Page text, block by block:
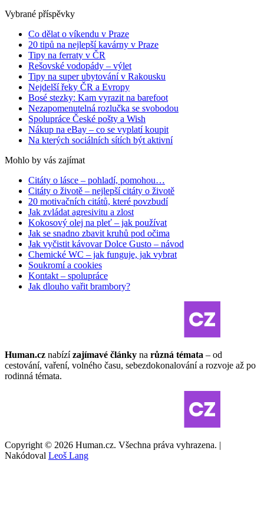
Vybrané příspěvky
Co dělat o víkendu v Praze
20 tipů na nejlepší kavárny v Praze
Tipy na ferraty v ČR
Rešovské vodopády – výlet
Tipy na super ubytování v Rakousku
Nejdelší řeky ČR a Evropy
Bosé stezky: Kam vyrazit na barefoot
Nezapomenutelná rozlučka se svobodou
Spolupráce České pošty a Wish
Nákup na eBay – co se vyplatí koupit
Na kterých sociálních sítích být aktivní
Mohlo by vás zajímat
Citáty o lásce – pohladí, pomohou…
Citáty o životě – nejlepší citáty o životě
20 motivačních citátů, které povzbudí
Jak zvládat agresivitu a zlost
Kokosový olej na pleť – jak používat
Jak se snadno zbavit kruhů pod očima
Jak vyčistit kávovar Dolce Gusto – návod
Chemické WC – jak funguje, jak vybrat
Soukromí a cookies
Kontakt – spolupráce
Jak dlouho vařit brambory?
Human.cz nabízízajímavé články na různá témata – od
cestování, vaření, volného času, sebezdokonalování a rozvoje až po
rodinná témata.
Copyright © 2026 Human.cz. Všechna práva vyhrazena. |
Nakódoval Leoš Lang